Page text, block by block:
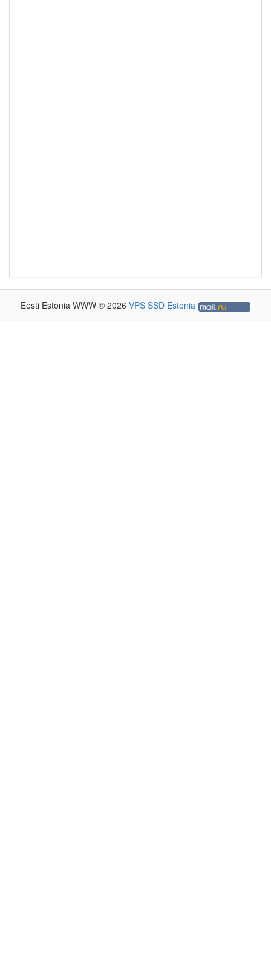
Eesti Estonia WWW © 2026 VPS SSD Estonia